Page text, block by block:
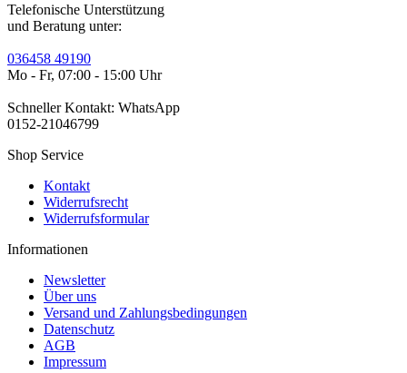
Telefonische Unterstützung
und Beratung unter:
036458 49190
Mo - Fr, 07:00 - 15:00 Uhr
Schneller Kontakt: WhatsApp
0152-21046799
Shop Service
Kontakt
Widerrufsrecht
Widerrufsformular
Informationen
Newsletter
Über uns
Versand und Zahlungsbedingungen
Datenschutz
AGB
Impressum